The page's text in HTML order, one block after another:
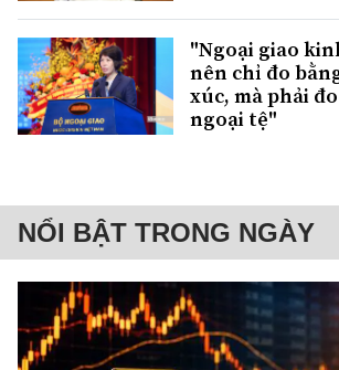
"Ngoại giao
nên chỉ đo
xúc, mà phải
ngoại tệ"
NỔI BẬT TRONG NGÀY